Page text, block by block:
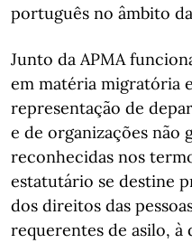
português no âmbito
Junto da APMA
em matéria migratória
representação de
e de organizações não
reconhecidas nos
estatutário se destine
dos direitos das
requerentes de asilo, à